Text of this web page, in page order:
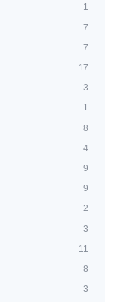
1
7
7
17
3
1
8
4
9
9
2
3
11
8
3